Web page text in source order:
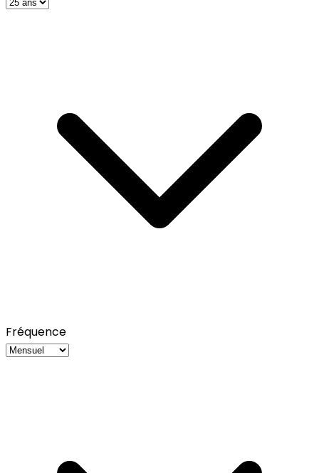
Fréquence